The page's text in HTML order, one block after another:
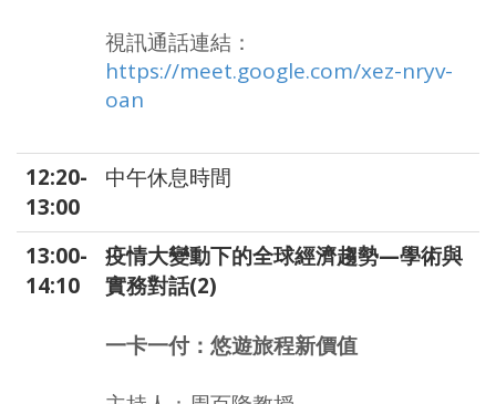
視訊通話連結：
https://meet.google.com/xez-nryv-
oan
12:20-
13:00
中午休息時間
13:00-
14:10
疫情大變動下的全球經濟趨勢—學術與
實務對話(2)
一卡一付：悠遊旅程新價值